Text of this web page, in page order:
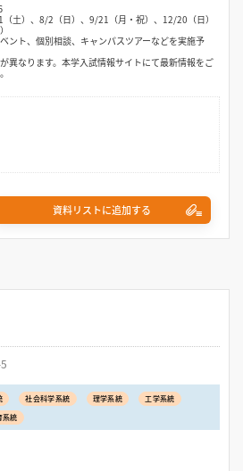
土）、8/2（日）、9/21（月・祝）、12/20（日）
ント、個別相談、キャンパスツアーなどを実施予
異なります。本学入試情報サイトにて最新情報をご
資料リストに追加する
社会科学系統 理学系統
工学系統
系統